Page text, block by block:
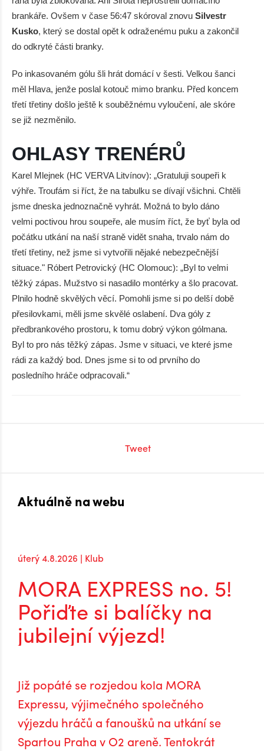
brankáře. Ovšem v čase 56:47 skóroval znovu Silvestr
Kusko, který se dostal opět k odraženému puku a zakončil
do odkryté části branky.
Po inkasovaném gólu šli hrát domácí v šesti. Velkou šanci
měl Hlava, jenže poslal kotouč mimo branku. Před koncem
třetí třetiny došlo ještě k souběžnému vyloučení, ale skóre
se již nezměnilo.
OHLASY TRENÉRŮ
Karel Mlejnek (HC VERVA Litvínov): „Gratuluji soupeři k
výhře. Troufám si říct, že na tabulku se dívají všichni. Chtěli
jsme dneska jednoznačně vyhrát. Možná to bylo dáno
velmi poctivou hrou soupeře, ale musím říct, že byť byla od
počátku utkání na naší straně vidět snaha, trvalo nám do
třetí třetiny, než jsme si vytvořili nějaké nebezpečnější
situace." Róbert Petrovický (HC Olomouc): „Byl to velmi
těžký zápas. Mužstvo si nasadilo montérky a šlo pracovat.
Plnilo hodně skvělých věcí. Pomohli jsme si po delší době
přesilovkami, měli jsme skvělé oslabení. Dva góly z
předbrankového prostoru, k tomu dobrý výkon gólmana.
Byl to pro nás těžký zápas. Jsme v situaci, ve které jsme
rádi za každý bod. Dnes jsme si to od prvního do
posledního hráče odpracovali.“
Tweet
Aktuálně na webu
úterý 4.8.2026 | Klub
MORA EXPRESS no. 5!
Pořiďte si balíčky na
jubilejní výjezd!
Již popáté se rozjedou kola MORA
Expressu, výjimečného společného
výjezdu hráčů a fanoušků na utkání se
Spartou Praha v O2 areně. Tentokrát